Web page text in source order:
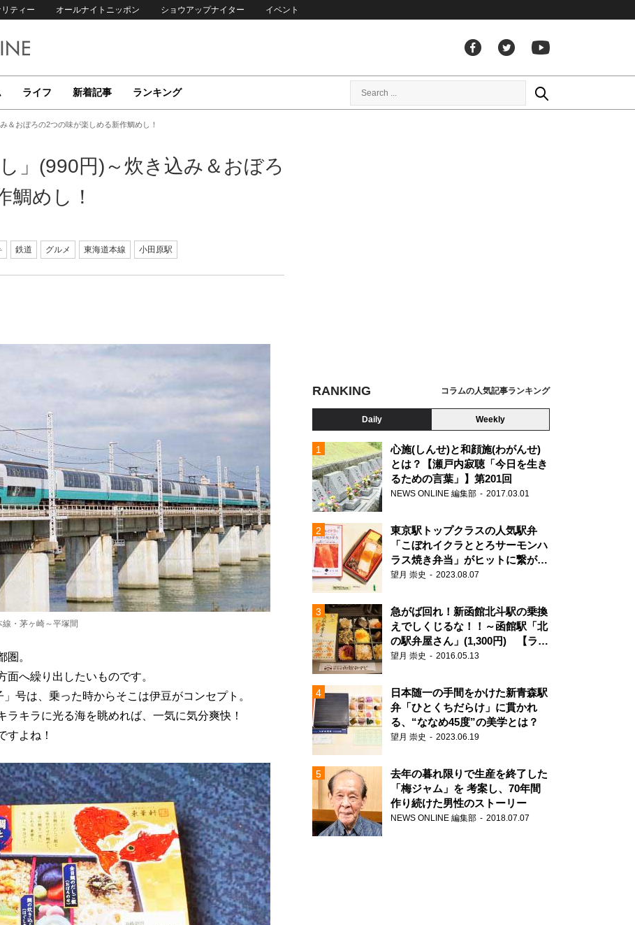
ティー オールナイトニッポン ショウアップナイター イベント
ライフ 新着記事 ランキング
＆おぼろの2つの味が楽しめる新作鯛めし！
」(990円)～炊き込み＆おぼろ
鯛めし！
鉄道 グルメ 東海道本線 小田原駅
・茅ヶ崎～平塚間
圏。
へ繰り出したいものです。
号は、乗った時からそこは伊豆がコンセプト。
キラに光る海を眺めれば、一気に気分爽快！
すよね！
RANKING コラムの人気記事ランキング
Daily Weekly
心施(しんせ)と和顔施(わがんせ)
とは？【瀬戸内寂聴「今日を生き
るための言葉」】第201回
NEWS ONLINE 編集部 2017.03.01
東京駅トップクラスの人気駅弁
「こぼれイクラととろサーモンハ
ラス焼き弁当」がヒットに繋がっ
た理由
望月 崇史 2023.08.07
急がば回れ！新函館北斗駅の乗換
えでしくじるな！！～函館駅「北
の駅弁屋さん」(1,300円) 【ライ
ター望月の駅弁膝栗毛】
望月 崇史 2016.05.13
日本随一の手間をかけた新青森駅
弁「ひとくちだらけ」に貫かれ
る、“ななめ45度”の美学とは？
望月 崇史 2023.06.19
去年の暮れ限りで生産を終了した
「梅ジャム」を 考案し、70年間
作り続けた男性のストーリー
NEWS ONLINE 編集部 2018.07.07